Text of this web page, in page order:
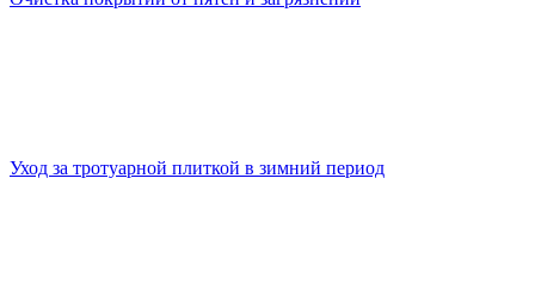
Уход за тротуарной плиткой в зимний период